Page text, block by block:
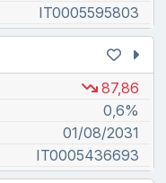
IT0005595803
87,86
0,6%
01/08/2031
IT0005436693